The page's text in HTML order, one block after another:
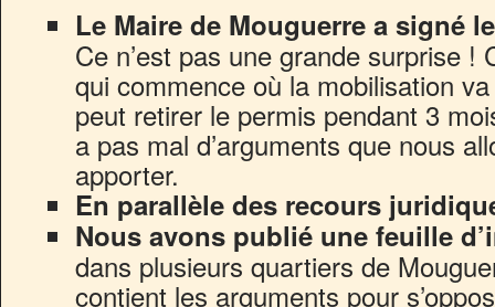
Le Maire de Mouguerre a signé
Ce n’est pas une grande surprise !
qui commence où la mobilisation
peut retirer le permis pendant 3
a pas mal d’arguments que nous
apporter.
En parallèle des recours
Nous avons publié une feuille
dans plusieurs quartiers de
contient les arguments pour